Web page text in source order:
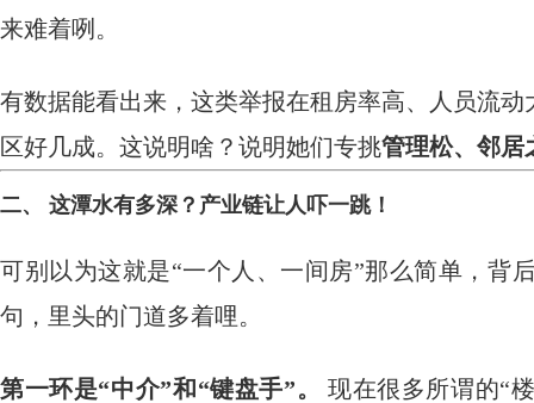
来难着咧。
有数据能看出来，这类举报在租房率高、人员流
区好几成。这说明啥？说明她们专挑管理松、邻居
二、 这潭水有多深？产业链让人吓一跳！
可别以为这就是“一个人、一间房”那么简单，背
句，里头的门道多着哩。
第一环是“中介”和“键盘手”。
现在很多所谓的“